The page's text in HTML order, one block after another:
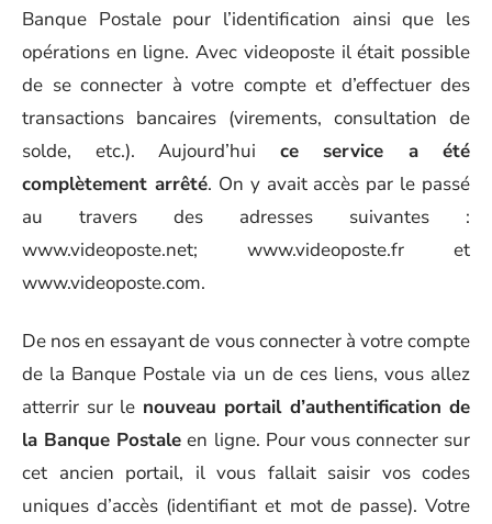
Banque Postale pour l’identification ainsi que les
opérations en ligne. Avec videoposte il était possible
de se connecter à votre compte et d’effectuer des
transactions bancaires (virements, consultation de
solde, etc.). Aujourd’hui ce service a été
complètement arrêté. On y avait accès par le passé
au travers des adresses suivantes :
www.videoposte.net; www.videoposte.fr et
www.videoposte.com.
De nos en essayant de vous connecter à votre compte
de la Banque Postale via un de ces liens, vous allez
atterrir sur le nouveau portail d’authentification de
la Banque Postale en ligne. Pour vous connecter sur
cet ancien portail, il vous fallait saisir vos codes
uniques d’accès (identifiant et mot de passe). Votre